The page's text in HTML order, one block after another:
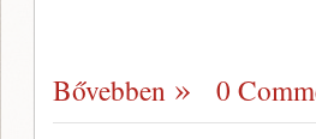
Bővebben 0